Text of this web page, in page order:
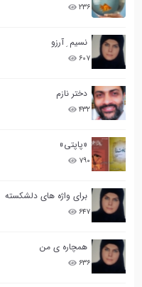
۲۳۶
نسیم ِ آرزو
۶۰۷
دختر نازم
۴۳۲
«پاپتی»
۷۹۰
برای واژه های دلشکسته
۶۴۷
همچاره ی من
۶۳۶